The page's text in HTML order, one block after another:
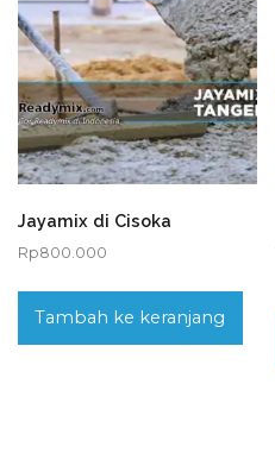
Jayamix di Cisoka
Rp800.000
Tambah ke keranjang